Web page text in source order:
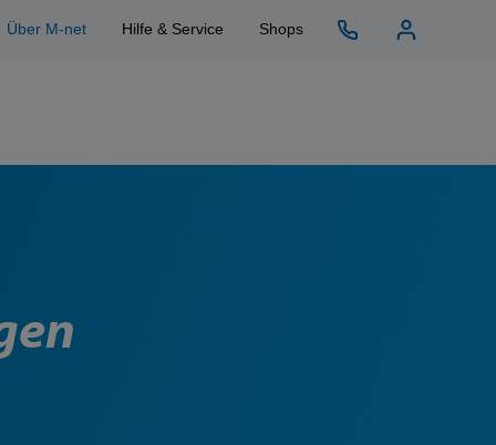
Über M-net Hilfe & Service Shops